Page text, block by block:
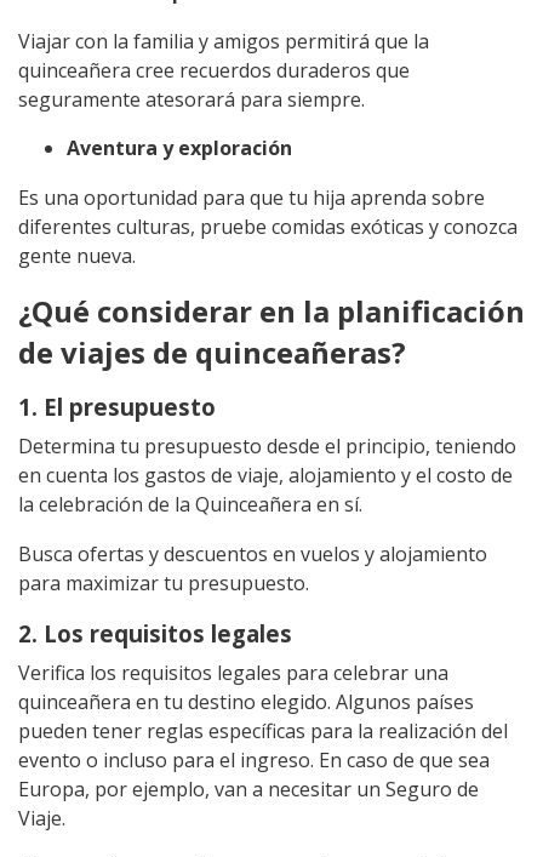
Viajar con la familia y amigos permitirá que la
quinceañera cree recuerdos duraderos que
seguramente atesorará para siempre.
Aventura y exploración
Es una oportunidad para que tu hija aprenda sobre
diferentes culturas, pruebe comidas exóticas y conozca
gente nueva.
¿Qué considerar en la planificación
de viajes de quinceañeras?
1. El presupuesto
Determina tu presupuesto desde el principio, teniendo
en cuenta los gastos de viaje, alojamiento y el costo de
la celebración de la Quinceañera en sí.
Busca ofertas y descuentos en vuelos y alojamiento
para maximizar tu presupuesto.
2. Los requisitos legales
Verifica los requisitos legales para celebrar una
quinceañera en tu destino elegido. Algunos países
pueden tener reglas específicas para la realización del
evento o incluso para el ingreso. En caso de que sea
Europa, por ejemplo, van a necesitar un Seguro de
Viaje.